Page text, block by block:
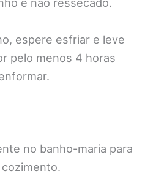
e não ressecado.
espere esfriar e leve
pelo menos 4 horas
no banho-maria para